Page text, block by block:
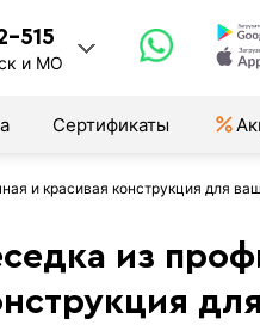
515
и МО
Сертификаты
и красивая конструкция для
из